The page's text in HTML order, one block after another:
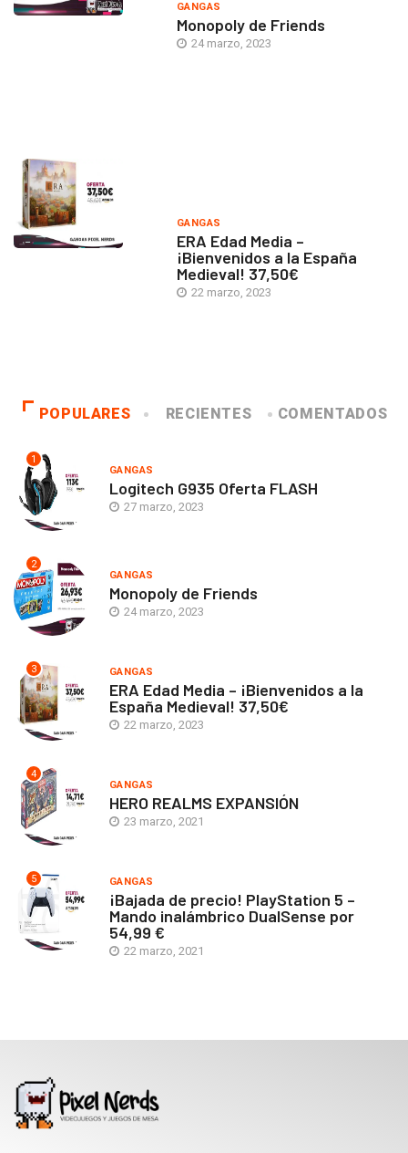
GANGAS
Monopoly de Friends
24 marzo, 2023
GANGAS
ERA Edad Media –
¡Bienvenidos a la España
Medieval! 37,50€
22 marzo, 2023
POPULARES RECIENTES COMENTADOS
1
GANGAS
Logitech G935 Oferta FLASH
27 marzo, 2023
2
GANGAS
Monopoly de Friends
24 marzo, 2023
3 GANGAS
ERA Edad Media – ¡Bienvenidos a la
España Medieval! 37,50€
22 marzo, 2023
4
GANGAS
HERO REALMS EXPANSIÓN
23 marzo, 2021
5 GANGAS
¡Bajada de precio! PlayStation 5 –
Mando inalámbrico DualSense por
54,99 €
22 marzo, 2021